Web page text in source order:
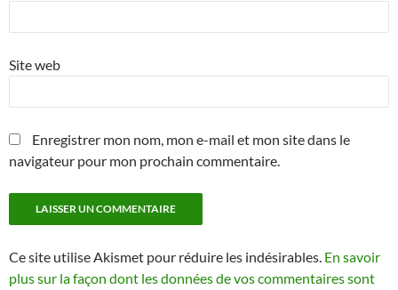
Site web
Enregistrer mon nom, mon e-mail et mon site dans le
navigateur pour mon prochain commentaire.
Ce site utilise Akismet pour réduire les indésirables. En savoir
plus sur la façon dont les données de vos commentaires sont